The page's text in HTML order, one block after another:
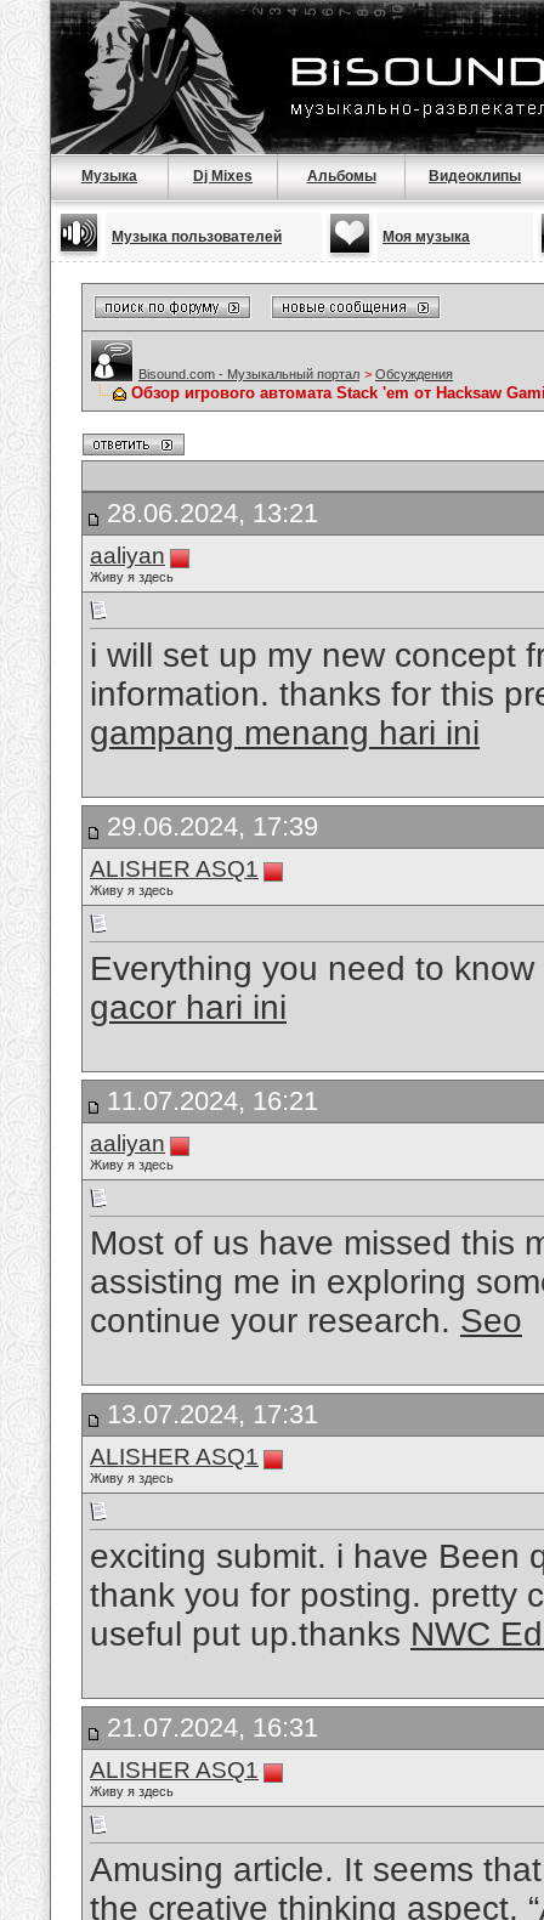
Музыка Dj Mixes Альбомы Видеоклипы
Музыка пользователей Моя музыка
Bisound.com - Музыкальный портал > Обсуждения
Обзор игрового автомата Stack 'em от Hacksaw
28.06.2024, 13:21
aaliyan
Живу я здесь
i will set up my new concept
information. thanks for this
gampang menang hari ini
29.06.2024, 17:39
ALISHER ASQ1
Живу я здесь
Everything you need to
gacor hari ini
11.07.2024, 16:21
aaliyan
Живу я здесь
Most of us have missed this
assisting me in exploring
continue your research. Seo
13.07.2024, 17:31
ALISHER ASQ1
Живу я здесь
exciting submit. i have Been
thank you for posting. pretty
useful put up.thanks NWC
21.07.2024, 16:31
ALISHER ASQ1
Живу я здесь
Amusing article. It seems
the creative thinking aspect.